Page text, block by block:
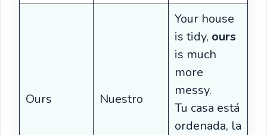
Ours Nuestro
Your house
is tidy, ours
is much
more
messy.
Tu casa está
ordenada, la